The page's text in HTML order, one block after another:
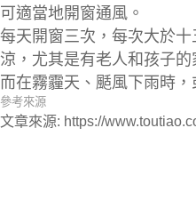
可適當地開窗通風。
每天 開窗三次 ， 每次大於十
涼，尤其是有老人和孩子的
而在霧霾天、颳風下雨時
參考來源
文章來源: https://